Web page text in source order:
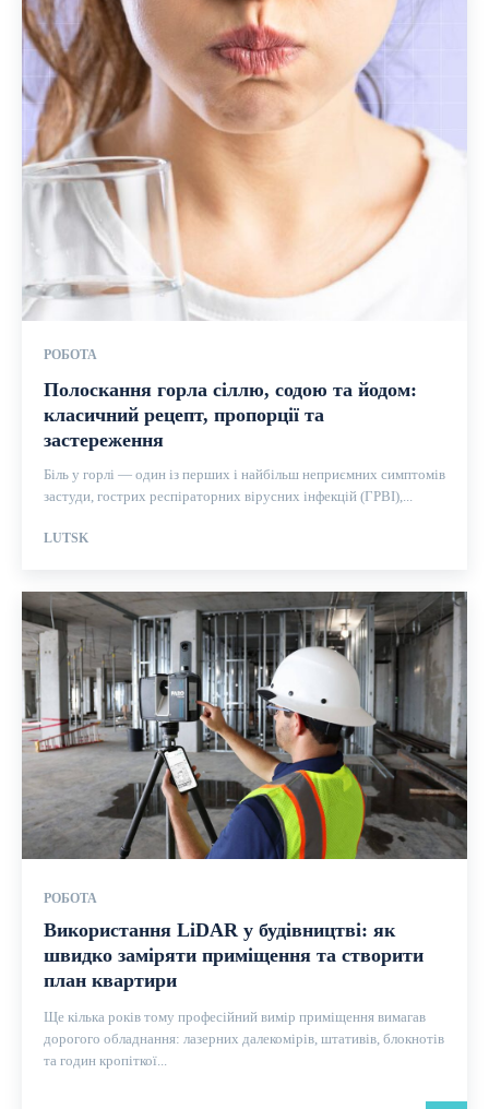
РОБОТА
Полоскання горла сіллю, содою та йодом:
класичний рецепт, пропорції та
застереження
Біль у горлі — один із перших і найбільш неприємних симптомів
застуди, гострих респіраторних вірусних інфекцій (ГРВІ),...
LUTSK
РОБОТА
Використання LiDAR у будівництві: як
швидко заміряти приміщення та створити
план квартири
Ще кілька років тому професійний вимір приміщення вимагав
дорогого обладнання: лазерних далекомірів, штативів, блокнотів
та годин кропіткої...